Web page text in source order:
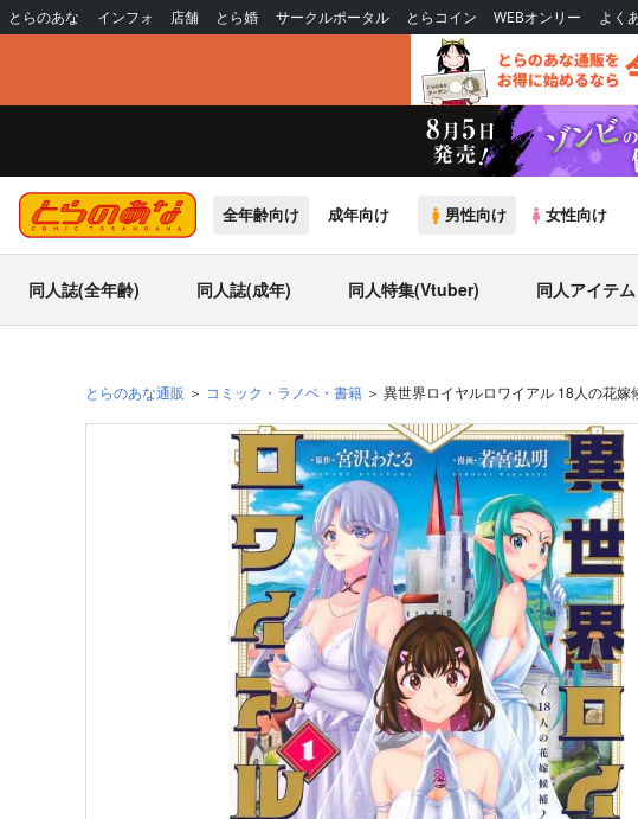
とらのあな インフォ 店舗 とら婚 サークルポータル とらコイン WEBオンリー よく
全年齢向け 成年向け 男性向け 女性向け
同人誌(全年齢) 同人誌(成年) 同人特集(Vtuber) 同人アイテム
とらのあな通販 コミック・ラノベ・書籍 異世界ロイヤルロワイアル 18人の花嫁